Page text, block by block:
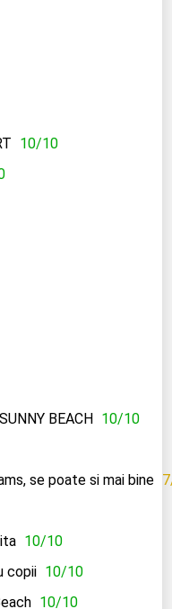
10/10
BEACH 10/10
se poate si mai bine
10/10
copii 10/10
10/10